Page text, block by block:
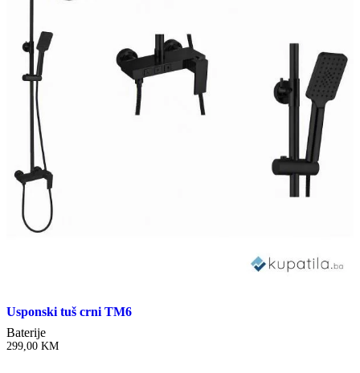
Usponski tuš crni TM6
Baterije
299,00 KM